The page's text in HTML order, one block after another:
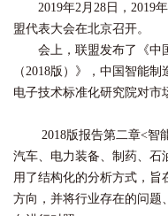
2019年2月28日，2019
盟代表大会在北京召开。
会上，联盟发布了《中
（2018版）》，中国智能
电子技术标准化研究院对市
2018版报告第二章<智
汽车、电力装备、制药、石
用了结构化的分析方式，旨
方向，并将行业存在的问题